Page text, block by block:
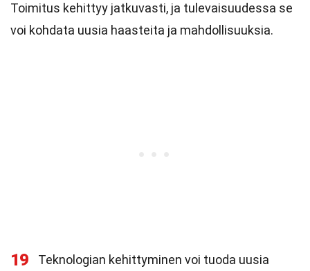
Toimitus kehittyy jatkuvasti, ja tulevaisuudessa se
voi kohdata uusia haasteita ja mahdollisuuksia.
19
Teknologian kehittyminen voi tuoda uusia